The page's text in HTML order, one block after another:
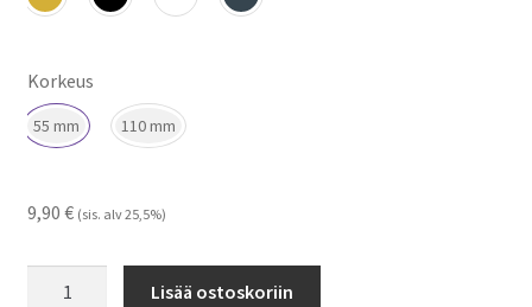
Korkeus
55 mm 110 mm
9,90 € (sis. alv 25,5%)
Lisää ostoskoriin